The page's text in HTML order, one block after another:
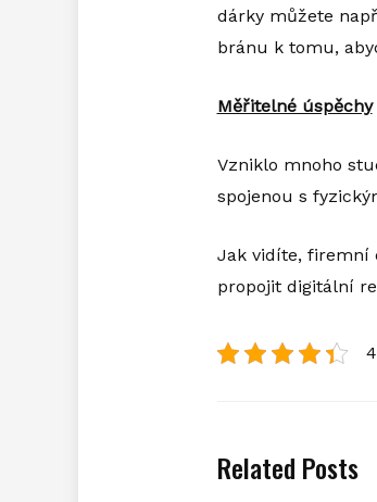
dárky můžete
bránu k tomu,
Měřitelné úspěchy
Vzniklo mnoho
spojenou s
Jak vidíte, firemní
propojit digitální
Related Posts